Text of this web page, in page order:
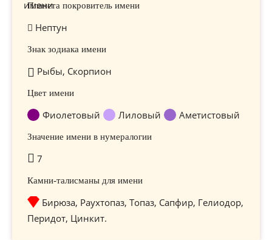
Планета покровитель имени
Нептун
Знак зодиака имени
Рыбы, Скорпион
Цвет имени
Фиолетовый Лиловый Аметистовый
Значение имени в нумералогии
7
Камни-талисманы для имени
Бирюза, Раухтопаз, Топаз, Сапфир, Гелиодор,
Перидот, Цинкит.